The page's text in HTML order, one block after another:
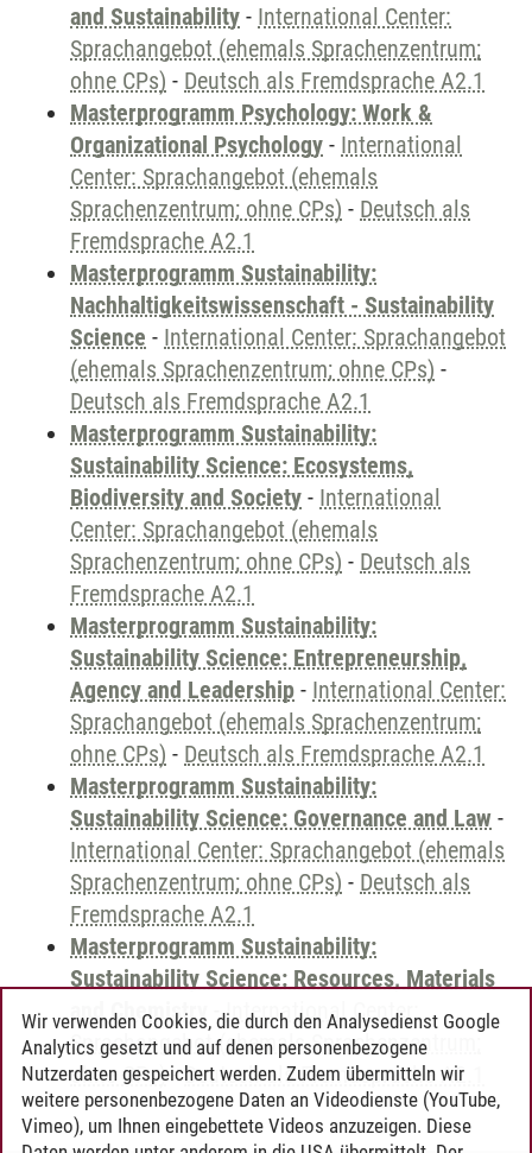
and Sustainability - International Center:
Sprachangebot (ehemals Sprachenzentrum;
ohne CPs) - Deutsch als Fremdsprache A2.1
Masterprogramm Psychology: Work &
Organizational Psychology - International
Center: Sprachangebot (ehemals
Sprachenzentrum; ohne CPs) - Deutsch als
Fremdsprache A2.1
Masterprogramm Sustainability:
Nachhaltigkeitswissenschaft - Sustainability
Science - International Center: Sprachangebot
(ehemals Sprachenzentrum; ohne CPs) -
Deutsch als Fremdsprache A2.1
Masterprogramm Sustainability:
Sustainability Science: Ecosystems,
Biodiversity and Society - International
Center: Sprachangebot (ehemals
Sprachenzentrum; ohne CPs) - Deutsch als
Fremdsprache A2.1
Masterprogramm Sustainability:
Sustainability Science: Entrepreneurship,
Agency and Leadership - International Center:
Sprachangebot (ehemals Sprachenzentrum;
ohne CPs) - Deutsch als Fremdsprache A2.1
Masterprogramm Sustainability:
Sustainability Science: Governance and Law -
International Center: Sprachangebot (ehemals
Sprachenzentrum; ohne CPs) - Deutsch als
Fremdsprache A2.1
Masterprogramm Sustainability:
Sustainability Science: Resources, Materials
and Chemistry -International Center:
Sprachangebot (ehemals Sprachenzentrum;
ohne CPs)-Deutsch als Fremdsprache A2.1
Wir verwenden Cookies, die durch den Analysedienst Google
Analytics gesetzt und auf denen personenbezogene
Nutzerdaten gespeichert werden. Zudem übermitteln wir
weitere personenbezogene Daten an Videodienste (YouTube,
Vimeo), um Ihnen eingebettete Videos anzuzeigen. Diese